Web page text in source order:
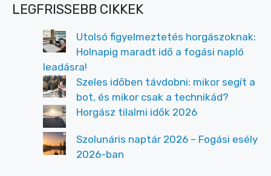
LEGFRISSEBB CIKKEK
Utolsó figyelmeztetés horgászoknak:
Holnapig maradt idő a fogási napló
leadásra!
Szeles időben távdobni: mikor segít a
bot, és mikor csak a technikád?
Horgász tilalmi idők 2026
Szolunáris naptár 2026 – Fogási esély
2026-ban